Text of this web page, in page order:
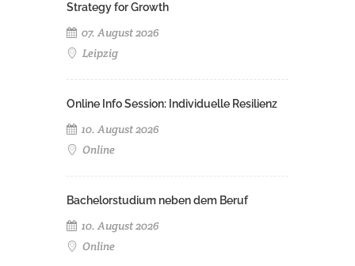
Strategy for Growth
07. August 2026
Leipzig
Online Info Session: Individuelle Resilienz
10. August 2026
Online
Bachelorstudium neben dem Beruf
10. August 2026
Online